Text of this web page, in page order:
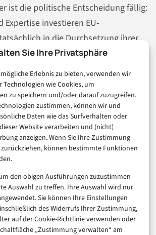
Sie Ihre Privatsphäre
Erlebnis zu bieten, verwenden wir
Technologien wie Cookies, um
zu speichern und/oder darauf zuzugreifen.
zustimmen, können wir und
Daten wie das Surfverhalten oder
Website verarbeiten und (nicht)
anzeigen. Wenn Sie Ihre Zustimmung
können bestimmte Funktionen
den obigen Ausführungen zuzustimmen
Auswahl zu treffen. Ihre Auswahl wird nur
Sie können Ihre Einstellungen
des Widerrufs Ihrer Zustimmung,
auf der Cookie-Richtlinie verwenden oder
„Zustimmung verwalten“ am
ist die politische Entscheidung fällig:
Expertise investieren EU-
in die Durchsetzung ihrer
zum AI Act markiert einen echten
reguliert EU-Recht nicht nur die
KI, sondern deren
Das ist eine andere Qualität
Die Lücken sind trotzdem
Modelle, Cross-Border-Dienste,
und technisch